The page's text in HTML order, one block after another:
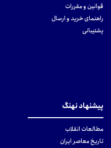
قوانین و مقررات
راهنمای خرید و ارسال
پشتیبانی
پیشنهاد نهنگ
مطالعات انقلاب
تاریخ معاصر ایران